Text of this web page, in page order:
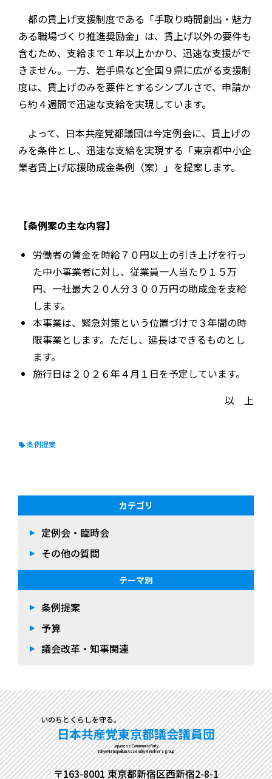
都の賃上げ支援制度である「手取り時間創出・魅力
ある職場づくり推進奨励金」は、賃上げ以外の要件も
含むため、支給まで１年以上かかり、迅速な支援がで
きません。一方、岩手県など全国９県に広がる支援制
度は、賃上げのみを要件とするシンプルさで、申請か
ら約４週間で迅速な支給を実現しています。
よって、日本共産党都議団は今定例会に、賃上げの
みを条件とし、迅速な支給を実現する「東京都中小企
業者賃上げ応援助成金条例（案）」を提案します。
【条例案の主な内容】
労働者の賃金を時給７０円以上の引き上げを行っ
た中小事業者に対し、従業員一人当たり１５万
円、一社最大２０人分３００万円の助成金を支給
します。
本事業は、緊急対策という位置づけで３年間の時
限事業とします。ただし、延長はできるものとし
ます。
施行日は２０２６年４月１日を予定しています。
以 上
条例提案
カテゴリ
定例会・臨時会
その他の質問
テーマ別
条例提案
予算
議会改革・知事関連
いのちとくらしを守る。
日本共産党東京都議会議員団
Japanese Communist Party
Tokyo Metropolitan Assembly Member's group
〒163-8001 東京都新宿区西新宿2-8-1